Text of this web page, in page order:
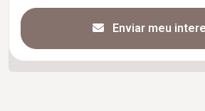
Enviar meu